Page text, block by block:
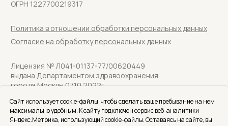
Сайт использует cookie-файлы, чтобы сделать ваше пребывание на нем
максимально удобным. К cайту подключен сервис веб-аналитики
Яндекс.Метрика, использующий cookie-файлы. Оставаясь на сайте, вы